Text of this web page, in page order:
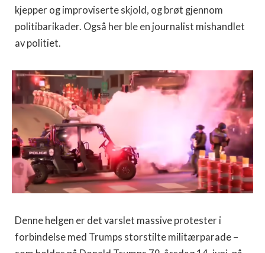
kjepper og improviserte skjold, og brøt gjennom
politibarikader. Også her ble en journalist mishandlet
av politiet.
Denne helgen er det varslet massive protester i
forbindelse med Trumps storstilte militærparade –